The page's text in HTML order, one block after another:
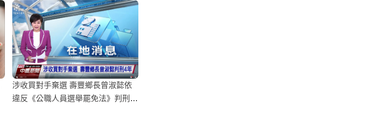
涉收買對手棄選 壽豐鄉長曾淑懿依
違反《公職人員選舉罷免法》判刑4